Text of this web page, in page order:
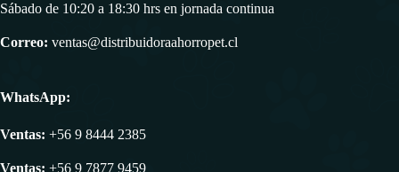
Sábado de 10:20 a 18:30 hrs en jornada continua
Correo: ventas@distribuidoraahorropet.cl
WhatsApp:
Ventas: +56 9 8444 2385
Ventas: +56 9 7877 9459